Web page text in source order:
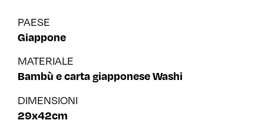
PAESE
Giappone
MATERIALE
Bambù e carta giapponese Washi
DIMENSIONI
29x42cm